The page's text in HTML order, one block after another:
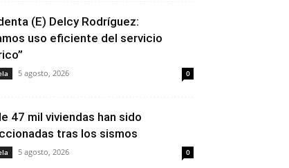
(E) Delcy Rodríguez:
uso eficiente del servicio
5 agosto, 2026 0
47 mil viviendas han sido
tras los sismos
5 agosto, 2026 0